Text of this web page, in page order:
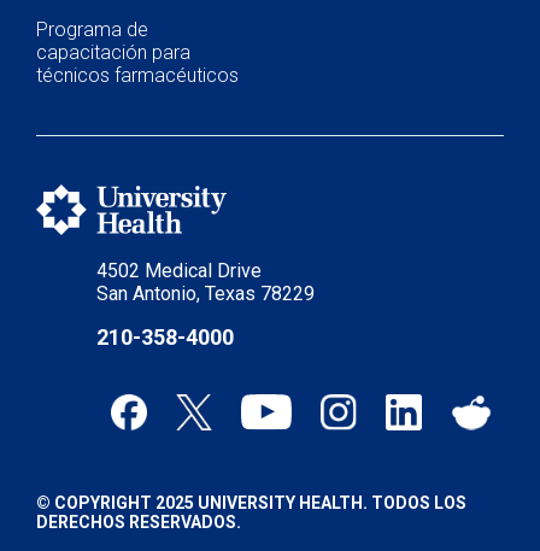
4502 Medical Drive
San Antonio, Texas 78229
210-358-4000
Programa de
capacitación para
técnicos farmacéuticos
© COPYRIGHT 2025 UNIVERSITY HEALTH. TODOS LOS
DERECHOS RESERVADOS.